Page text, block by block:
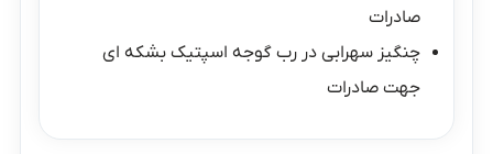
صادرات
چنگیز سهرابی دررب گوجه اسپتیک بشکه ای
جهت صادرات